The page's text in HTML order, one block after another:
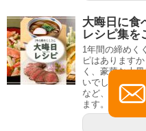
大晦日に食
レシピ集を
1年間の締めく
ピはあります
く、豪華な大
いでしょうか
など、みんな
ます。